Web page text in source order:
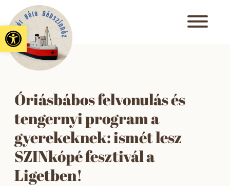
Eszköztár megnyitása
Óriásbábos felvonulás és
tengernyi program a
gyerekeknek: ismét lesz
SZINkópé fesztivál a
Ligetben!